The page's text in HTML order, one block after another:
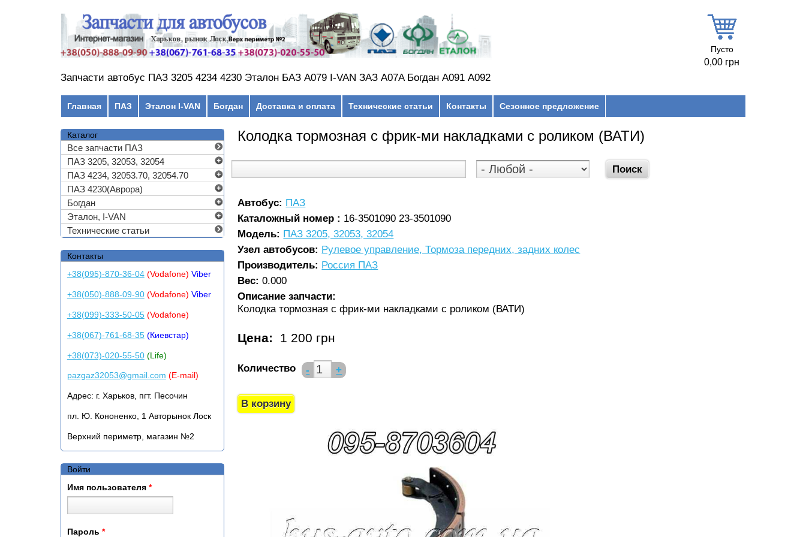
Пусто
0,00 грн
Запчасти автобус ПАЗ 3205 4234 4230 Эталон БАЗ А079 I-VAN ЗАЗ A07A Богдан А091 А092
Главная ПАЗ Эталон I-VAN Богдан Доставка и оплата Технические статьи Контакты Сезонное предложение
Колодка тормозная с фрик-ми накладками с роликом (ВАТИ)
Автобус: ПАЗ
Каталожный номер : 16-3501090 23-3501090
Модель: ПАЗ 3205, 32053, 32054
Узел автобусов: Рулевое управление, Тормоза передних, задних колес
Производитель: Россия ПАЗ
Вес:0.000
Описание запчасти:
Колодка тормозная с фрик-ми накладками с роликом (ВАТИ)
Цена: 1 200 грн
Количество - +
Каталог
Все запчасти ПАЗ
ПАЗ 3205, 32053, 32054
ПАЗ 4234, 32053.70, 32054.70
ПАЗ 4230(Аврора)
Богдан
Эталон, I-VAN
Технические статьи
Контакты
+38(095)-870-36-04(Vodafone) Viber
+38(050)-888-09-90(Vodafone) Viber
+38(099)-333-50-05(Vodafone)
+38(067)-761-68-35(Киевстар)
+38(073)-020-55-50(Life)
pazgaz32053@gmail.com (E-mail)
Адрес: г. Харьков, пгт. Песочин
пл. Ю. Кононенко, 1 Авторынок Лоск
Верхний периметр, магазин №2
Войти
Имя пользователя *
Пароль *